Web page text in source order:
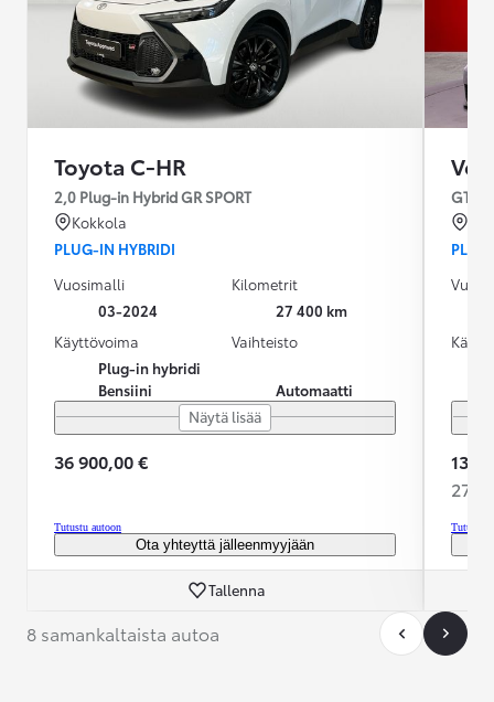
Toyota C-HR
2,0 Plug-in Hybrid GR SPORT
Kokkola
PLUG-IN HYBRIDI
Vuosimalli
03-2024
Kilometrit
27 400 km
Käyttövoima
Plug-in hybridi
Bensiini
Vaihteisto
Automaatti
Näytä lisää
36 900,00 €
Tutustu autoon
Ota yhteyttä jälleenmyyjään
Tallenna
GTE
13
Tutustu
8 samankaltaista autoa